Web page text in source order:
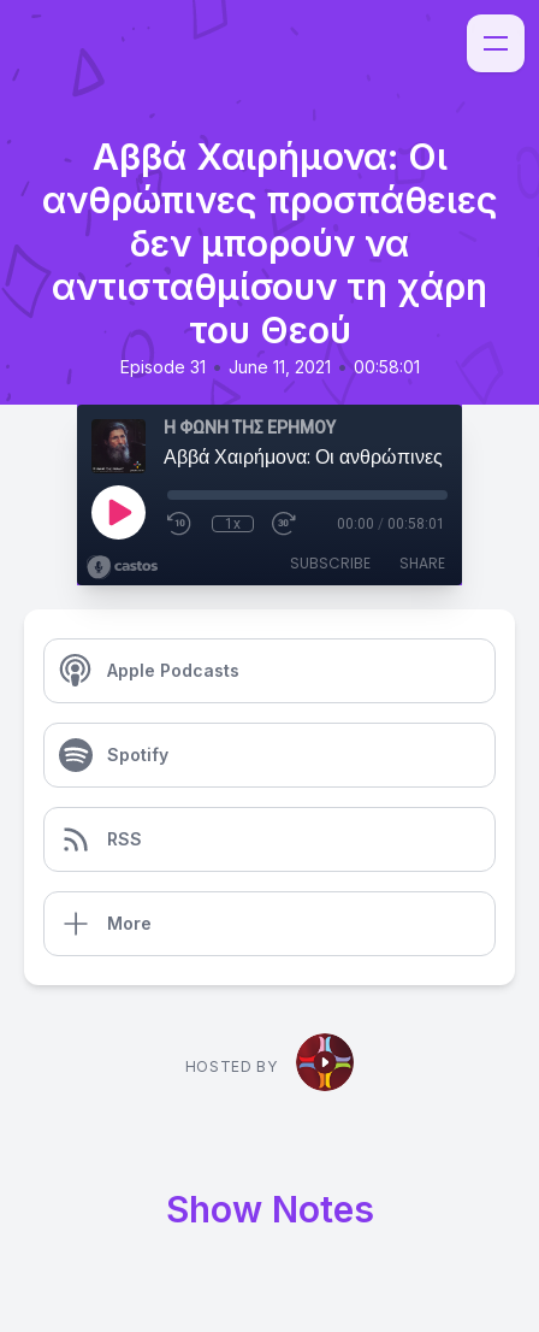
Αββά Χαιρήμονα: Οι
ανθρώπινες προσπάθειες
δεν μπορούν να
αντισταθμίσουν τη χάρη
του Θεού
Episode 31 • June 11, 2021 • 00:58:01
Η ΦΩΝΗ ΤΗΣ ΕΡΗΜΟΥ
1x 00:00 / 00:58:01
SUBSCRIBE SHARE
Apple Podcasts
Spotify
RSS
More
HOSTED BY
Show Notes